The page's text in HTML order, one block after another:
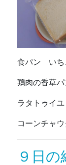
食パン い
鶏肉の香草パ
ラタトゥイユ
コーンチャウ
９日の